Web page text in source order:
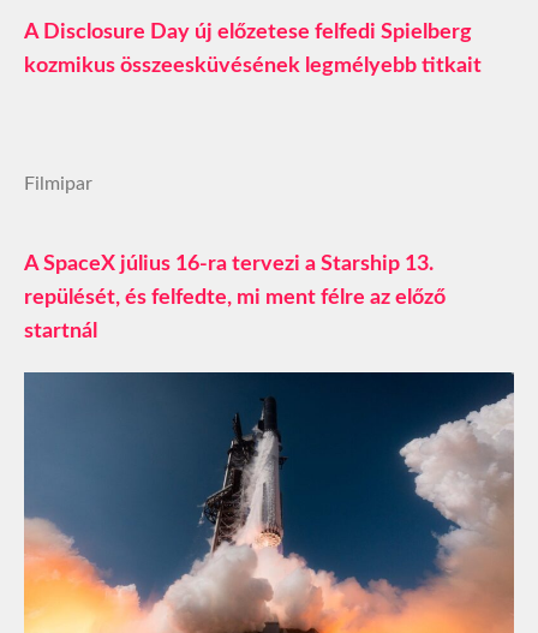
A Disclosure Day új előzetese felfedi Spielberg
kozmikus összeesküvésének legmélyebb titkait
Filmipar
A SpaceX július 16-ra tervezi a Starship 13.
repülését, és felfedte, mi ment félre az előző
startnál